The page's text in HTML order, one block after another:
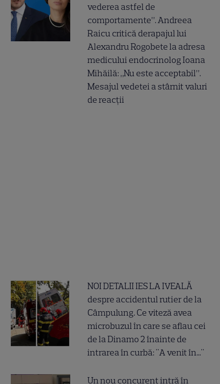
vederea astfel de
comportamente”. Andreea
Raicu critică derapajul lui
Alexandru Rogobete la adresa
medicului endocrinolog Ioana
Mihăilă: „Nu este acceptabil”.
Mesajul vedetei a stârnit valuri
de reacții
NOI DETALII IES LA IVEALĂ
despre accidentul rutier de la
Câmpulung. Ce viteză avea
microbuzul în care se aflau cei
de la Dinamo 2 înainte de
intrarea în curbă: "A venit în..."
Un nou concurent intră în